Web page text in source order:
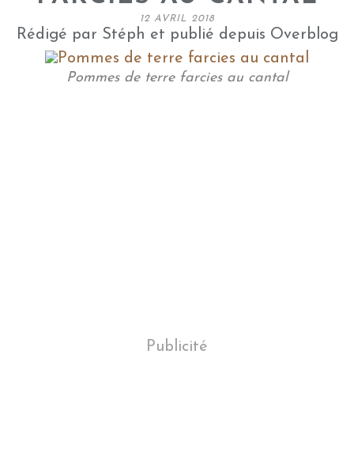
12 AVRIL 2018
Rédigé par Stéph et publié depuis Overblog
Pommes de terre farcies au cantal
Publicité